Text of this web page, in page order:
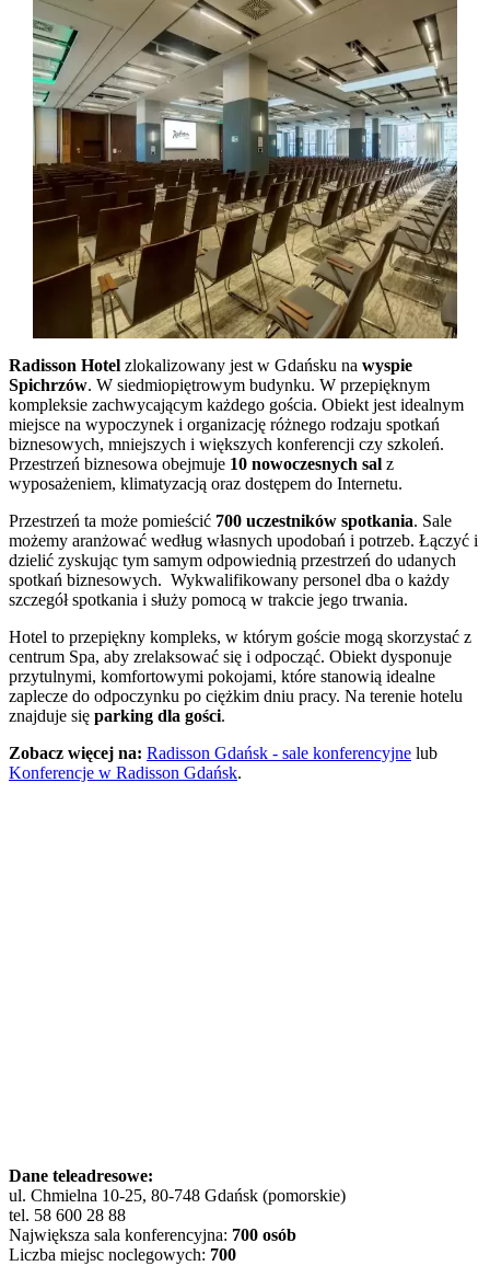
Radisson Hotel zlokalizowany jest w Gdańsku na wyspie
Spichrzów. W siedmiopiętrowym budynku. W przepięknym
kompleksie zachwycającym każdego gościa. Obiekt jest idealnym
miejsce na wypoczynek i organizację różnego rodzaju spotkań
biznesowych, mniejszych i większych konferencji czy szkoleń.
Przestrzeń biznesowa obejmuje 10 nowoczesnych sal z
wyposażeniem, klimatyzacją oraz dostępem do Internetu.
Przestrzeń ta może pomieścić 700 uczestników spotkania. Sale
możemy aranżować według własnych upodobań i potrzeb. Łączyć i
dzielić zyskując tym samym odpowiednią przestrzeń do udanych
spotkań biznesowych. Wykwalifikowany personel dba o każdy
szczegół spotkania i służy pomocą w trakcie jego trwania.
Hotel to przepiękny kompleks, w którym goście mogą skorzystać z
centrum Spa, aby zrelaksować się i odpocząć. Obiekt dysponuje
przytulnymi, komfortowymi pokojami, które stanowią idealne
zaplecze do odpoczynku po ciężkim dniu pracy. Na terenie hotelu
znajduje się parking dla gości.
Zobacz więcej na: Radisson Gdańsk - sale konferencyjne lub
Konferencje w Radisson Gdańsk.
Dane teleadresowe:
ul. Chmielna 10-25, 80-748 Gdańsk (pomorskie)
tel. 58 600 28 88
Największa sala konferencyjna: 700 osób
Liczba miejsc noclegowych: 700